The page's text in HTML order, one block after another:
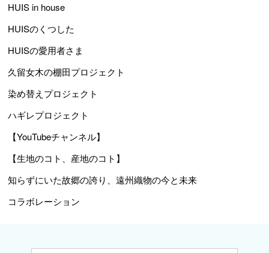
HUIS in house
HUISのくつした
HUISの愛用者さま
久留女木の棚田プロジェクト
染め替えプロジェクト
ハギレプロジェクト
【YouTubeチャンネル】
【生地のコト、産地のコト】
知らずにいた故郷の誇り、遠州織物の今と未来
コラボレーション